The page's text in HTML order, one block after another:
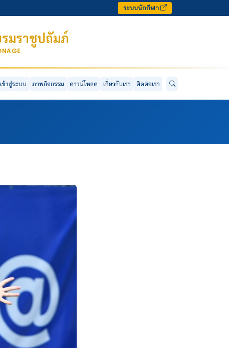
ระบบนักกีฬา
มราชูปถัมภ์
เข้าสู่ระบบ ภาพกิจกรรม ดาวน์โหลด เกี่ยวกับเรา ติดต่อเรา